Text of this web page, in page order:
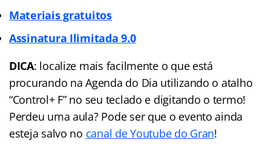
Materiais gratuitos
Assinatura Ilimitada9.0
DICA: localize mais facilmente o que está
procurando na Agenda do Dia utilizando o atalho
“Control+ F” no seu teclado e digitando o termo!
Perdeu uma aula? Pode ser que o evento ainda
esteja salvo no canal de Youtube do Gran!